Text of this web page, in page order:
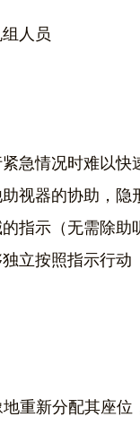
人员
急情况时难以快
视器的协助，隐
指示（无需除助
立按照指示行动
重新分配其座位